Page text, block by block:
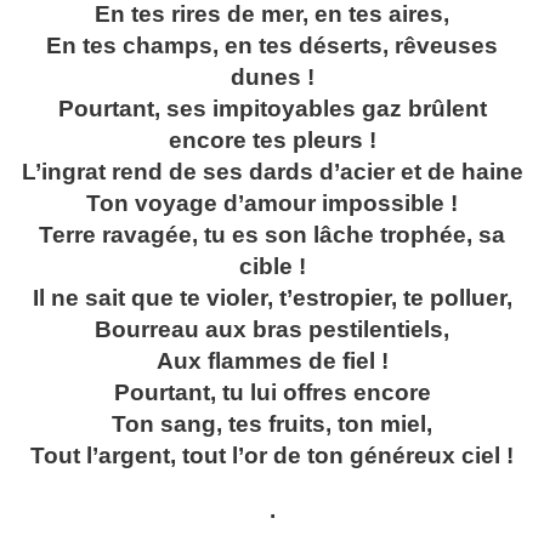
En tes rires de mer, en tes aires,
En tes champs, en tes déserts, rêveuses
dunes !
Pourtant, ses impitoyables gaz brûlent
encore tes pleurs !
L’ingrat rend de ses dards d’acier et de haine
Ton voyage d’amour impossible !
Terre ravagée, tu es son lâche trophée, sa
cible !
Il ne sait que te violer, t’estropier, te polluer,
Bourreau aux bras pestilentiels,
Aux flammes de fiel !
Pourtant, tu lui offres encore
Ton sang, tes fruits, ton miel,
Tout l’argent, tout l’or de ton généreux ciel !
.